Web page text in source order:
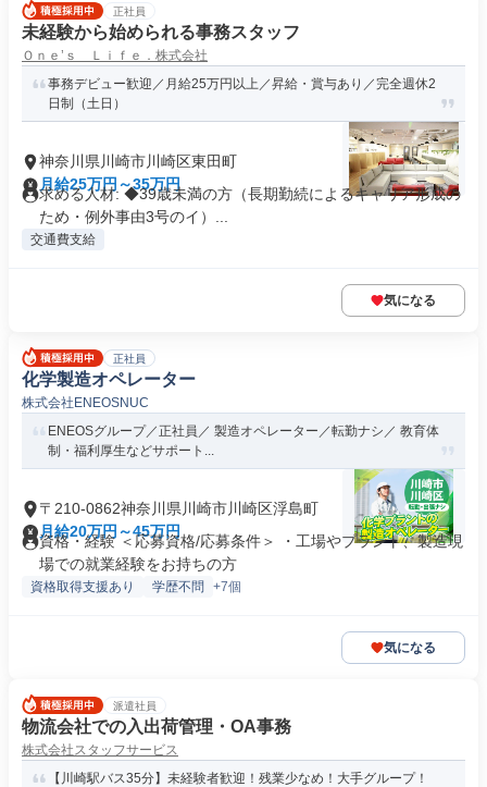
正社員
未経験から始められる事務スタッフ
Ｏｎｅ’ｓ Ｌｉｆｅ．株式会社
事務デビュー歓迎／月給25万円以上／昇給・賞与あり／完全週休2
日制（土日）
神奈川県川崎市川崎区東田町
月給25万円～35万円
求める人材: ◆39歳未満の方（長期勤続によるキャリア形成の
ため・例外事由3号のイ）...
交通費支給
気になる
正社員
化学製造オペレーター
株式会社ENEOSNUC
ENEOSグループ／正社員／ 製造オペレーター／転勤ナシ／ 教育体
制・福利厚生などサポート...
〒210-0862神奈川県川崎市川崎区浮島町
月給20万円～45万円
資格・経験 ＜応募資格/応募条件＞ ・工場やプラント、製造現
場での就業経験をお持ちの方
資格取得支援あり 学歴不問 +7個
気になる
派遣社員
物流会社での入出荷管理・OA事務
株式会社スタッフサービス
【川崎駅バス35分】未経験者歓迎！残業少なめ！大手グループ！